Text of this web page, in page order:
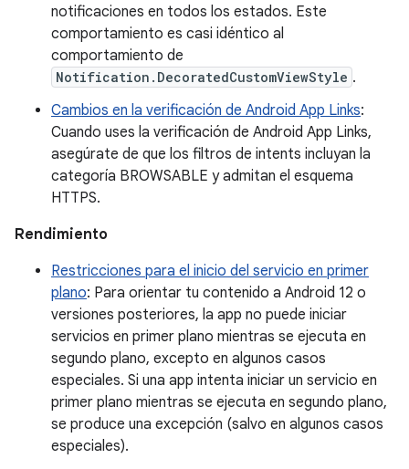
notificaciones en todos los estados. Este
comportamiento es casi idéntico al
comportamiento de
Notification.DecoratedCustomViewStyle .
Cambios en la verificación de Android App Links:
Cuando uses la verificación de Android App Links,
asegúrate de que los filtros de intents incluyan la
categoría BROWSABLE y admitan el esquema
HTTPS.
Rendimiento
Restricciones para el inicio del servicio en primer
plano: Para orientar tu contenido a Android 12 o
versiones posteriores, la app no puede iniciar
servicios en primer plano mientras se ejecuta en
segundo plano, excepto en algunos casos
especiales. Si una app intenta iniciar un servicio en
primer plano mientras se ejecuta en segundo plano,
se produce una excepción (salvo en algunos casos
especiales).